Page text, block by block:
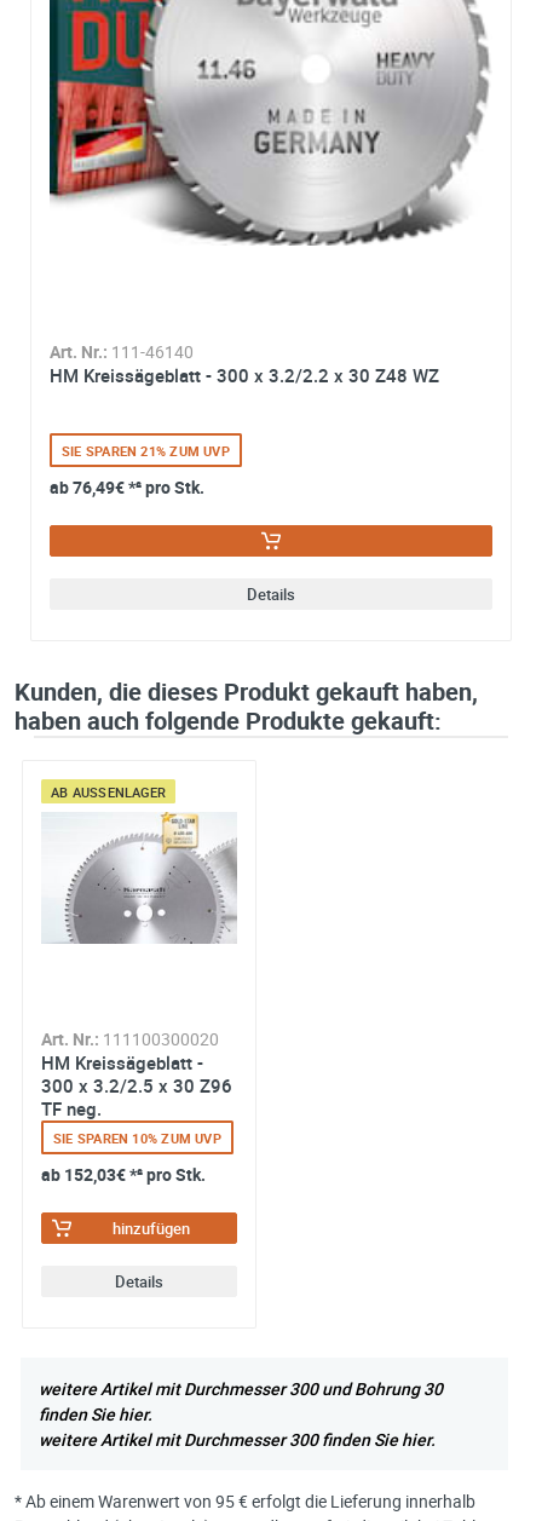
e-mail*:
Zustimmung zur Datenverarbeitung
*
Ich stimme zu, dass meine Angaben aus dem
Kontaktformular zur Beantwortung meiner Anfrage
und verarbeitet werden. Die Daten werden nach
abgeschlossener Bearbeitung Ihrer Anfrage gelöscht. Sie
können Ihre Einwilligung jederzeit für die Zukunft per E-
widerrufen. Detaillierte Informationen zum Umgang mit
Art. Nr.: 111-46140
HM Kreissägeblatt - 300 x 3.2/2.2 x 30 Z48 WZ
SIE SPAREN 21% ZUM UVP
ab76,49€*² pro Stk.
Details
Kunden, die dieses Produkt gekauft haben,
haben auch folgende Produkte gekauft:
Art. Nr.: 111100300020
HM Kreissägeblatt -
300 x 3.2/2.5 x 30 Z96
TF neg.
AB AUSSENLAGER
SIE SPAREN 10% ZUM UVP
ab 152,03€*² pro Stk.
hinzufügen
Details
weitere Artikel mit Durchmesser 300 und Bohrung 30
finden Sie hier.
weitere Artikel mit Durchmesser 300 finden Sie hier.
* Ab einem Warenwert von 95 € erfolgt die Lieferung innerhalb